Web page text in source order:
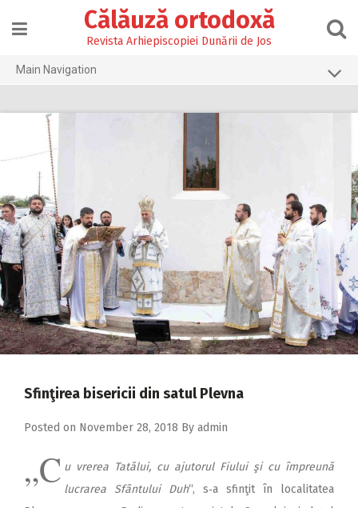
content
Călăuză ortodoxă
Revista Arhiepiscopiei Dunării de Jos
Main Navigation
2025
2024
2023
2022
2021
2020
2019
2017
2016
2014
Sfinţirea bisericii din satul Plevna
Posted on November 28, 2018 By admin
„C u vrerea Tatălui, cu ajutorul Fiului şi cu împreună
lucrarea Sfântului Duh“, s‑a sfinţit în localitatea